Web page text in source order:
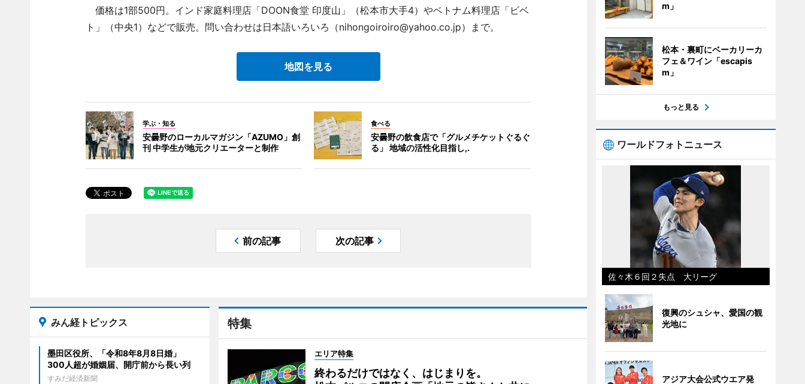
価格は1部500円。インド家庭料理店「DOON食堂 印度山」（松本市大手4）やベトナム料理店「ビベ
ト」（中央1）などで販売。問い合わせは日本語いろいろ（nihongoiroiro@yahoo.co.jp）まで。
地図を見る
学ぶ・知る
安曇野のローカルマガジン「AZUMO」創
刊 中学生が地元クリエーターと制作
食べる
安曇野の飲食店で「グルメチケットぐるぐ
る」 地域の活性化目指し,.
前の記事 次の記事
特集
エリア特集
終わるだけではなく、はじまりを。
みん経トピックス
墨田区役所、「令和8年8月8日婚」
300人超が婚姻届、開庁前から長い列
すみだ経済新聞
m」
松本・裏町にベーカリーカ
フェ＆ワイン「escapis
m」
もっと見る
ワールドフォトニュース
佐々木６回２失点 大リーグ
復興のシュシャ、愛国の観
光地に
アジア大会公式ウエア発